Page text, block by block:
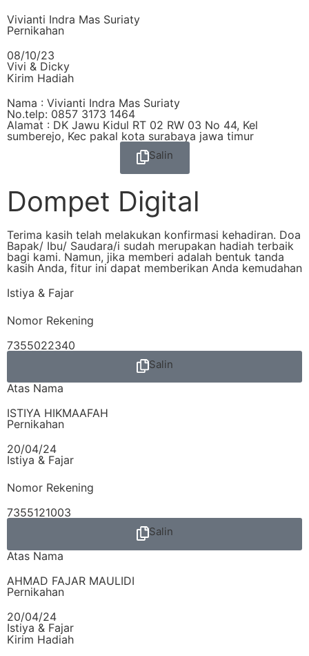
Vivianti Indra Mas Suriaty
Pernikahan
08/10/23
Vivi & Dicky
Kirim Hadiah
Nama : Vivianti Indra Mas Suriaty
No.telp: 0857 3173 1464
Alamat : DK Jawu Kidul RT 02 RW 03 No 44, Kel
sumberejo, Kec pakal kota surabaya jawa timur
Salin
Dompet Digital
Terima kasih telah melakukan konfirmasi kehadiran. Doa
Bapak/ Ibu/ Saudara/i sudah merupakan hadiah terbaik
bagi kami. Namun, jika memberi adalah bentuk tanda
kasih Anda, fitur ini dapat memberikan Anda kemudahan
Istiya & Fajar
Nomor Rekening
7355022340
Salin
Atas Nama
ISTIYA HIKMAAFAH
Pernikahan
20/04/24
Istiya & Fajar
Nomor Rekening
7355121003
Salin
Atas Nama
AHMAD FAJAR MAULIDI
Pernikahan
20/04/24
Istiya & Fajar
Kirim Hadiah